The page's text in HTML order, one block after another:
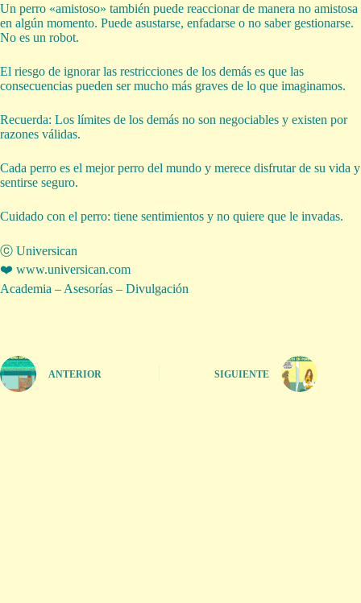
Un perro «amistoso» también puede reaccionar de manera no amistosa
en algún momento. Puede asustarse, enfadarse o no saber gestionarse.
No es un robot.
El riesgo de ignorar las restricciones de los demás es que las
consecuencias pueden ser mucho más graves de lo que imaginamos.
Recuerda: Los límites de los demás no son negociables y existen por
razones válidas.
Cada perro es el mejor perro del mundo y merece disfrutar de su vida y
sentirse seguro.
Cuidado con el perro: tiene sentimientos y no quiere que le invadas.
ⓒ Universican
❤️ www.universican.com
Academia – Asesorías – Divulgación
ANTERIOR SIGUIENTE